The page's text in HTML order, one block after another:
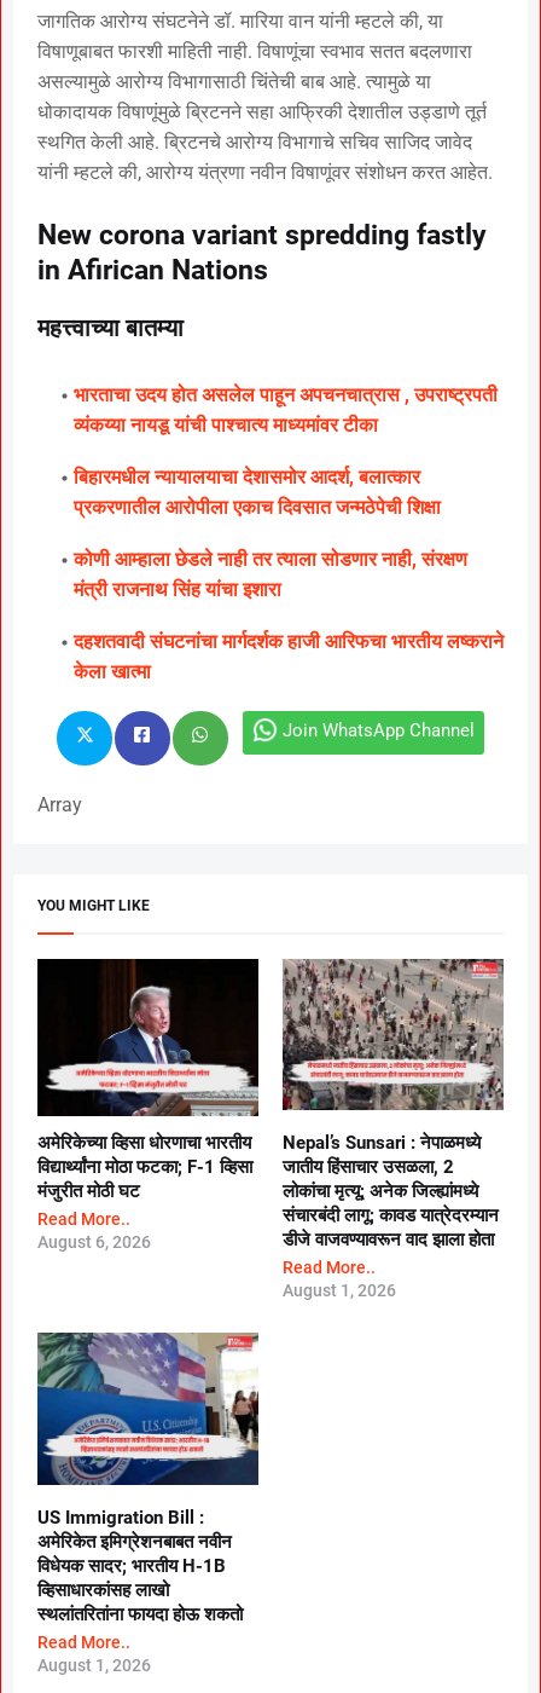
जागतिक आरोग्य संघटनेने डॉ. मारिया वान यांनी म्हटले की, या
विषाणूबाबत फारशी माहिती नाही. विषाणूंचा स्वभाव सतत बदलणारा
असल्यामुळे आरोग्य विभागासाठी चिंतेची बाब आहे. त्यामुळे या
धोकादायक विषाणूंमुळे ब्रिटनने सहा आफ्रिकी देशातील उड्डाणे तूर्त
स्थगित केली आहे. ब्रिटनचे आरोग्य विभागाचे सचिव साजिद जावेद
यांनी म्हटले की, आरोग्य यंत्रणा नवीन विषाणूंवर संशोधन करत आहेत.
New corona variant spredding fastly
in Afirican Nations
महत्त्वाच्या बातम्या
भारताचा उदय होत असलेल पाहून अपचनचात्रास , उपराष्ट्रपती
व्यंकय्या नायडू यांची पाश्चात्य माध्यमांवर टीका
बिहारमधील न्यायालयाचा देशासमोर आदर्श, बलात्कार
प्रकरणातील आरोपीला एकाच दिवसात जन्मठेपेची शिक्षा
कोणी आम्हाला छेडले नाही तर त्याला सोडणार नाही, संरक्षण
मंत्री राजनाथ सिंह यांचा इशारा
दहशतवादी संघटनांचा मार्गदर्शक हाजी आरिफचा भारतीय लष्कराने
केला खात्मा
Join WhatsApp Channel
Array
YOU MIGHT LIKE
अमेरिकेच्या व्हिसा धोरणाचा भारतीय
विद्यार्थ्यांना मोठा फटका; F-1 व्हिसा
मंजुरीत मोठी घट
Read More..
August 6, 2026
Nepal’s Sunsari : नेपाळमध्ये
जातीय हिंसाचार उसळला, 2
लोकांचा मृत्यू; अनेक जिल्ह्यांमध्ये
संचारबंदी लागू; कावड यात्रेदरम्यान
डीजे वाजवण्यावरून वाद झाला होता
Read More..
August 1, 2026
US Immigration Bill :
अमेरिकेत इमिग्रेशनबाबत नवीन
विधेयक सादर; भारतीय H-1B
व्हिसाधारकांसह लाखो
स्थलांतरितांना फायदा होऊ शकतो
Read More..
August 1, 2026